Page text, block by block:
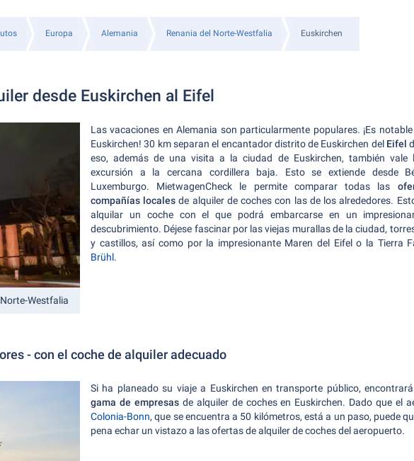
Europa Alemania Renania del Norte-Westfalia Euskirchen
desde Euskirchen al Eifel
Westfalia
Las vacaciones en Alemania son particularmente populares. ¡Es
Euskirchen! 30 km separan el encantador distrito de Euskirchen del Eifel
eso, además de una visita a la ciudad de Euskirchen, también vale
excursión a la cercana cordillera baja. Esto se extiende desde
Luxemburgo. MietwagenCheck le permite comparar todas las
compañías locales de alquiler de coches con las de los alrededores.
alquilar un coche con el que podrá embarcarse en un
descubrimiento. Déjese fascinar por las viejas murallas de la ciudad,
y castillos, así como por la impresionante Maren del Eifel o la Tierra
Brühl.
- con el coche de alquiler adecuado
Si ha planeado su viaje a Euskirchen en transporte público,
gama de empresasde alquiler de coches en Euskirchen. Dado que el
Colonia-Bonn, que se encuentra a 50 kilómetros, está a un paso, puede
pena echar un vistazo a las ofertas de alquiler de coches del aeropuerto.